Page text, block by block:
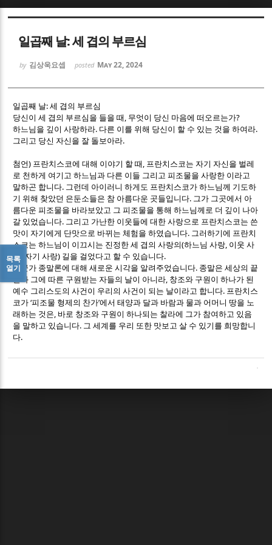
일곱째 날: 세 겹의 부르심
by 김상욱요셉 posted May 22, 2024
일곱째 날:세 겹의 부르심
당신이 세 겹의 부르심을 들을 때 , 무엇이 당신 마음에 떠오르는가?
하느님을 깊이 사랑하라. 다른 이를 위해 당신이 할 수 있는 것을 하여라.
그리고 당신 자신을 잘 돌보아라.
첨언) 프란치스코에 대해 이야기 할 때 , 프란치스코는 자기 자신을 벌레
로 천하게 여기고 하느님과 다른 이들 그리고 피조물을 사랑한 이라고
말하곤 합니다. 그런데 아이러니 하게도 프란치스코가 하느님께 기도하
기 위해 찾았던 은둔소들은 참 아름다운 곳들입니다. 그가 그곳에서 아
름다운 피조물을 바라보았고 그 피조물을 통해 하느님께로 더 깊이 나아
갈 있었습니다. 그리고 가난한 이웃들에 대한 사랑으로 프란치스코는 쓴
맛이 자기에게 단맛으로 바뀌는 체험을 하였습니다. 그러하기에 프란치
스코는 하느님이 이끄시는 진정한 세 겹의 사랑의(하느님 사랑, 이웃 사
랑
자기 사랑) 길을 걸었다고 할 수 있습니다.
누군가 종말론에 대해 새로운 시각을 알려주었습니다. 종말은 세상의 끝
날과 그에 따른 구원받는 자들의 날이 아니라, 창조와 구원이 하나가 된
예수 그리스도의 사건이 우리의 사건이 되는 날이라고 합니다. 프란치스
코가‘피조물 형제의 찬가’에서 태양과 달과 바람과 물과 어머니 땅을 노
래하는 것은, 바로 창조와 구원이 하나되는 찰라에 그가 참여하고 있음
을 말하고 있습니다. 그 세계를 우리 또한 맛보고 살 수 있기를 희망합니
다.
목록
열기
Sketchbook5, 스케치북5
Sketchbook5, 스케치북5
Sketchbook5, 스케치북5
Sketchbook5, 스케치북5